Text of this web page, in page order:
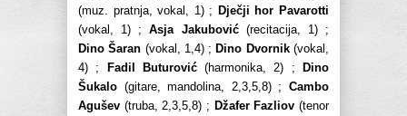
(muz. pratnja, vokal, 1) ; Dječji hor Pavarotti
(vokal, 1) ;Asja Jakubović(recitacija, 1) ;
Dino Šaran (vokal, 1,4) ; Dino Dvornik(vokal,
4) ;
Fadil Buturović(harmonika, 2) ;
Dino
Šukalo (gitare, mandolina, 2,3,5,8) ; Cambo
Agušev (truba, 2,3,5,8) ; Džafer Fazliov (tenor